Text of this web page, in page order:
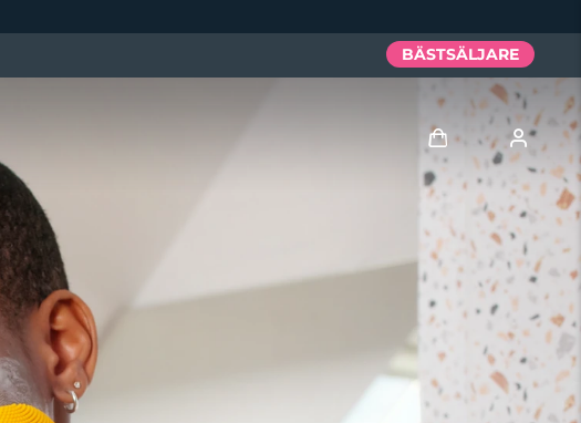
BÄSTSÄLJARE
Logga in
Användarprofil
Mina enheter
Mina beställningar